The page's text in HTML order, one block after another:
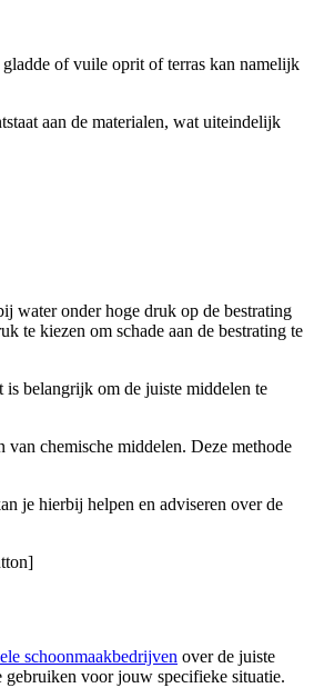
gladde of vuile oprit of terras kan namelijk
aan de materialen, wat uiteindelijk
water onder hoge druk op de bestrating
te kiezen om schade aan de bestrating te
is belangrijk om de juiste middelen te
van chemische middelen. Deze methode
je hierbij helpen en adviseren over de
schoonmaakbedrijven over de juiste
gebruiken voor jouw specifieke situatie.